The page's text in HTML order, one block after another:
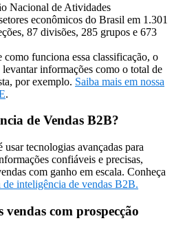
Nacional de Atividades
econômicos do Brasil em 1.301
87 divisões, 285 grupos e 673
funciona essa classificação, o
informações como o total de
por exemplo. Saiba mais em nossa
.
de Vendas B2B?
usar tecnologias avançadas para
confiáveis e precisas,
com ganho em escala. Conheça
de inteligência de vendas B2B.
com prospecção